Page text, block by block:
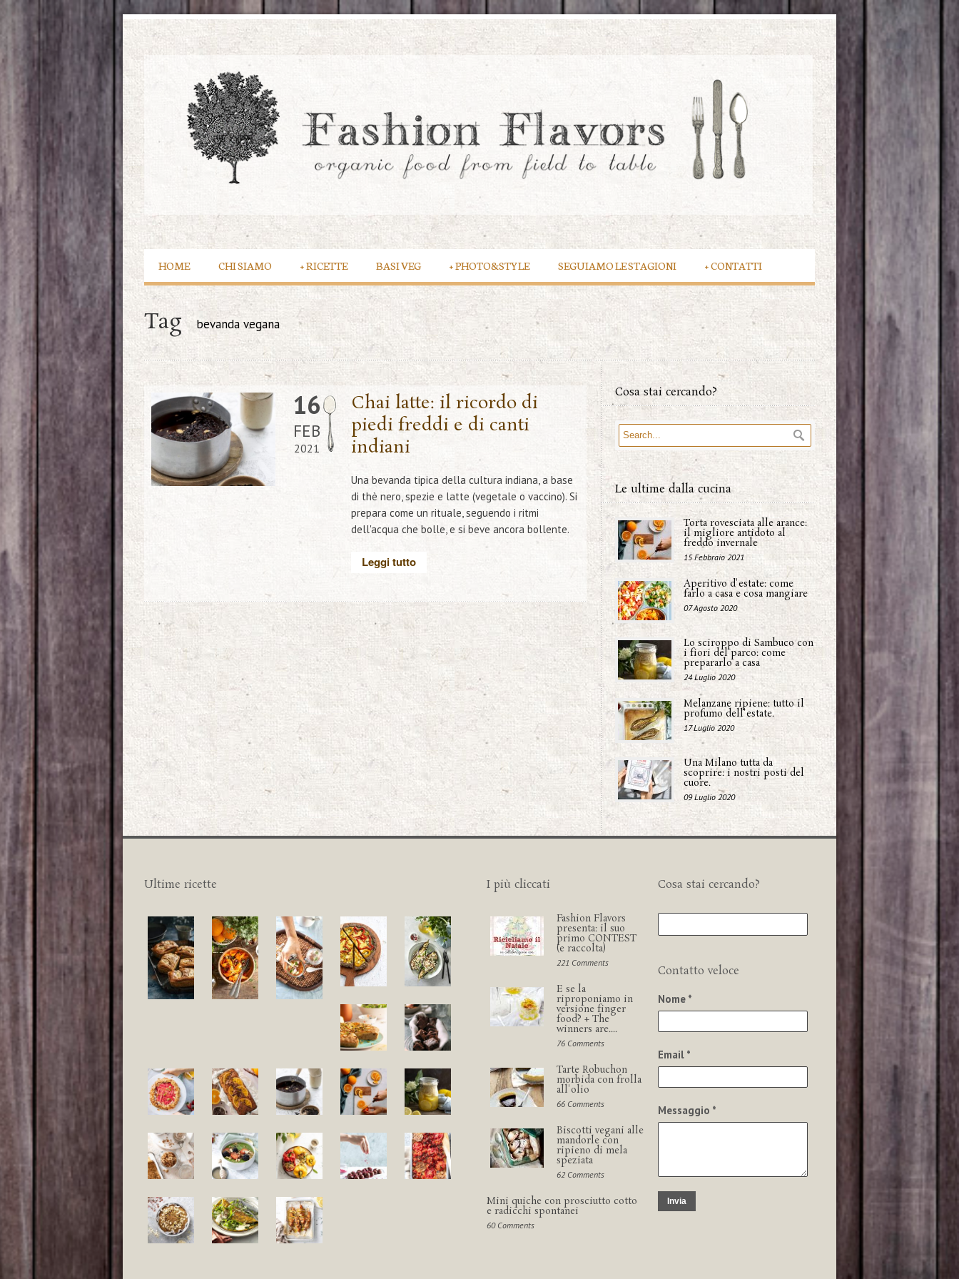
HOME CHI SIAMO RICETTE
+ BASI VEG PHOTO&STYLE
+ SEGUIAMO LE STAGIONI CONTATTI
+
Tag bevanda vegana
16
FEB
2021
Chai latte: il ricordo di
piedi freddi e di canti
indiani
Una bevanda tipica della cultura indiana, a base
di thè nero, spezie e latte (vegetale o vaccino). Si
prepara come un rituale, seguendo i ritmi
dell'acqua che bolle, e si beve ancora bollente.
Leggi tutto
Cosa stai cercando?
Le ultime dalla cucina
Torta rovesciata alle arance:
il migliore antidoto al
freddo invernale
15 Febbraio 2021
Aperitivo d'estate: come
farlo a casa e cosa mangiare
07 Agosto 2020
Lo sciroppo di Sambuco con
i fiori del parco: come
prepararlo a casa
24 Luglio 2020
Melanzane ripiene: tutto il
profumo dell'estate.
17 Luglio 2020
Una Milano tutta da
scoprire: i nostri posti del
cuore.
09 Luglio 2020
Ultime ricette I più cliccati
Fashion Flavors
presenta: il suo
primo CONTEST
(e raccolta)
221 Comments
E se la
riproponiamo in
versione finger
food? + The
winners are....
76 Comments
Tarte Robuchon
morbida con frolla
all'olio
66 Comments
Biscotti vegani alle
mandorle con
ripieno di mela
speziata
62 Comments
Mini quiche con prosciutto cotto
e radicchi spontanei
60 Comments
Cosa stai cercando?
Contatto veloce
Nome *
Email *
Messaggio *
Invia